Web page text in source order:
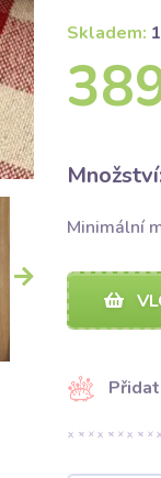
Skladem:
Minimální